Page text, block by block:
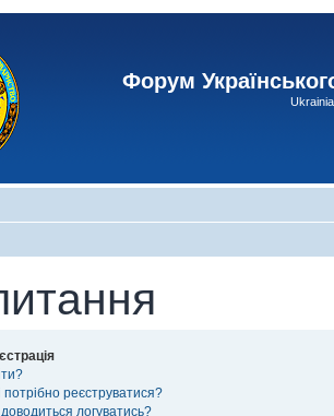
Форум
потрібно реєструватися?
логуватись?